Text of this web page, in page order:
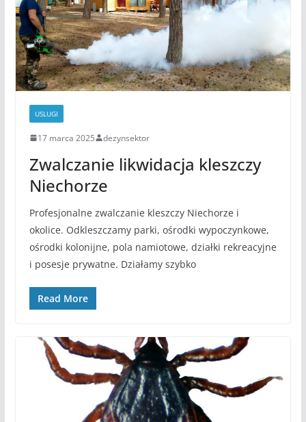
USLUGI
17 marca 2025 dezynsektor
Zwalczanie likwidacja kleszczy
Niechorze
Profesjonalne zwalczanie kleszczy Niechorze i
okolice. Odkleszczamy parki, ośrodki wypoczynkowe,
ośrodki kolonijne, pola namiotowe, działki rekreacyjne
i posesje prywatne. Działamy szybko
Read More